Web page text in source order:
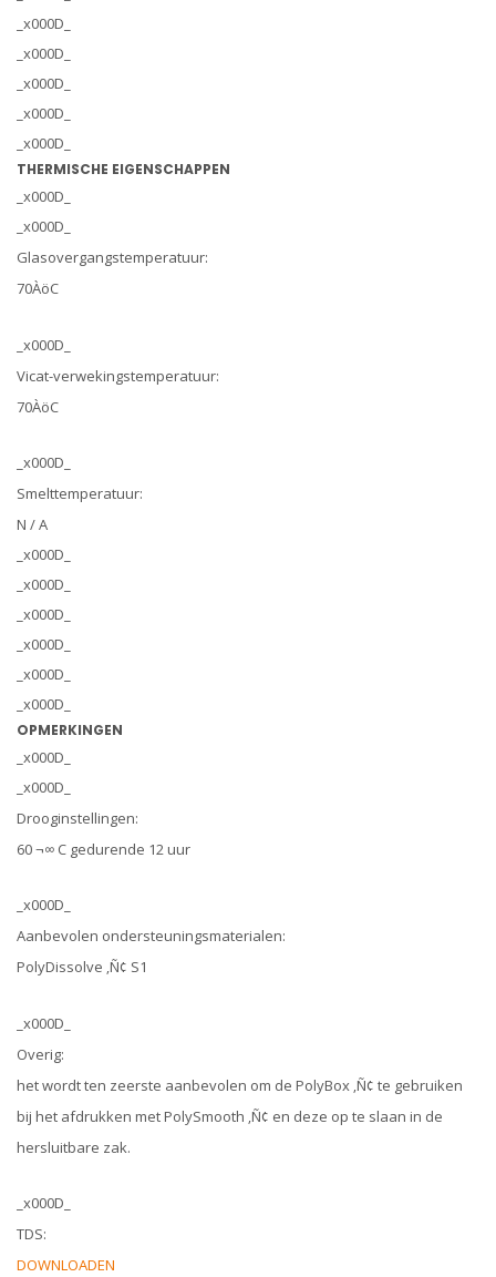
_x000D_
_x000D_
_x000D_
_x000D_
_x000D_
THERMISCHE EIGENSCHAPPEN
_x000D_
_x000D_
Glasovergangstemperatuur:
70ÀöC
_x000D_
Vicat-verwekingstemperatuur:
70ÀöC
_x000D_
Smelttemperatuur:
N / A
_x000D_
_x000D_
_x000D_
_x000D_
_x000D_
_x000D_
OPMERKINGEN
_x000D_
_x000D_
Drooginstellingen:
60 ¬∞ C gedurende 12 uur
_x000D_
Aanbevolen ondersteuningsmaterialen:
PolyDissolve ‚Ñ¢ S1
_x000D_
Overig:
het wordt ten zeerste aanbevolen om de PolyBox ‚Ñ¢ te gebruiken
bij het afdrukken met PolySmooth ‚Ñ¢ en deze op te slaan in de
hersluitbare zak.
_x000D_
TDS:
DOWNLOADEN